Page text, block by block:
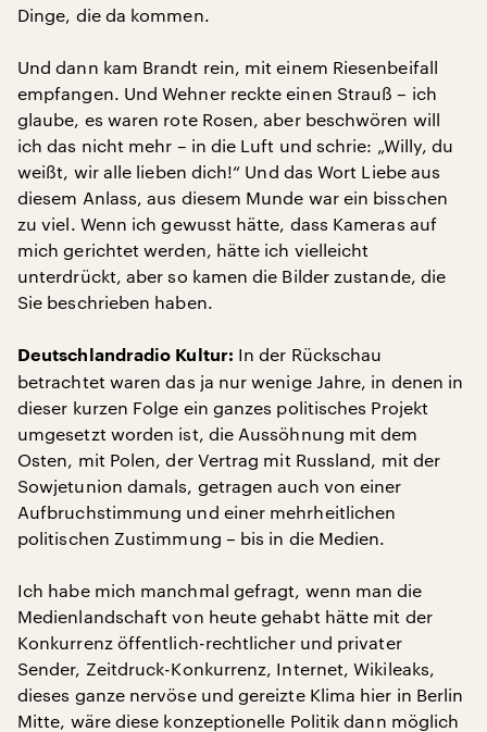
Dinge, die da kommen.
Und dann kam Brandt rein, mit einem Riesenbeifall
empfangen. Und Wehner reckte einen Strauß – ich
glaube, es waren rote Rosen, aber beschwören will
ich das nicht mehr – in die Luft und schrie: „Willy, du
weißt, wir alle lieben dich!“ Und das Wort Liebe aus
diesem Anlass, aus diesem Munde war ein bisschen
zu viel. Wenn ich gewusst hätte, dass Kameras auf
mich gerichtet werden, hätte ich vielleicht
unterdrückt, aber so kamen die Bilder zustande, die
Sie beschrieben haben.
Deutschlandradio Kultur: In der Rückschau
betrachtet waren das ja nur wenige Jahre, in denen in
dieser kurzen Folge ein ganzes politisches Projekt
umgesetzt worden ist, die Aussöhnung mit dem
Osten, mit Polen, der Vertrag mit Russland, mit der
Sowjetunion damals, getragen auch von einer
Aufbruchstimmung und einer mehrheitlichen
politischen Zustimmung – bis in die Medien.
Ich habe mich manchmal gefragt, wenn man die
Medienlandschaft von heute gehabt hätte mit der
Konkurrenz öffentlich-rechtlicher und privater
Sender, Zeitdruck-Konkurrenz, Internet, Wikileaks,
dieses ganze nervöse und gereizte Klima hier in Berlin
Mitte, wäre diese konzeptionelle Politik dann möglich